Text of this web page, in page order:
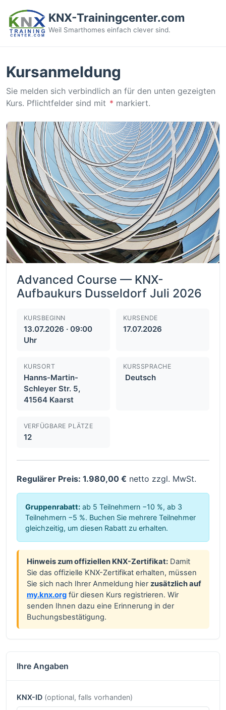
KNX-Trainingcenter.com
Weil Smarthomes einfach clever sind.
Kursanmeldung
Sie melden sich verbindlich an für den unten gezeigten
Kurs. Pflichtfelder sind mit * markiert.
Advanced Course — KNX-
Aufbaukurs Dusseldorf Juli 2026
KURSBEGINN
13.07.2026 · 09:00
Uhr
KURSENDE
17.07.2026
KURSORT
Hanns-Martin-
Schleyer Str. 5,
41564 Kaarst
KURSSPRACHE
Deutsch
VERFÜGBARE PLÄTZE
12
Regulärer Preis: 1.980,00 € netto zzgl. MwSt.
Gruppenrabatt: ab 5 Teilnehmern −10 %, ab 3
Teilnehmern −5 %. Buchen Sie mehrere Teilnehmer
gleichzeitig, um diesen Rabatt zu erhalten.
Hinweis zum offiziellen KNX-Zertifikat: Damit
Sie das offizielle KNX-Zertifikat erhalten, müssen
Sie sich nach Ihrer Anmeldung hierzusätzlich auf
my.knx.org für diesen Kurs registrieren. Wir
senden Ihnen dazu eine Erinnerung in der
Buchungsbestätigung.
Ihre Angaben
KNX-ID (optional, falls vorhanden)